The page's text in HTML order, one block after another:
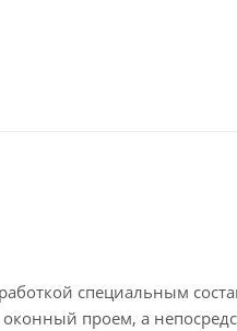
специальным
проем, а